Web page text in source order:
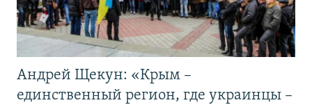
Андрей Щекун: «Крым –
единственный регион, где украинцы –